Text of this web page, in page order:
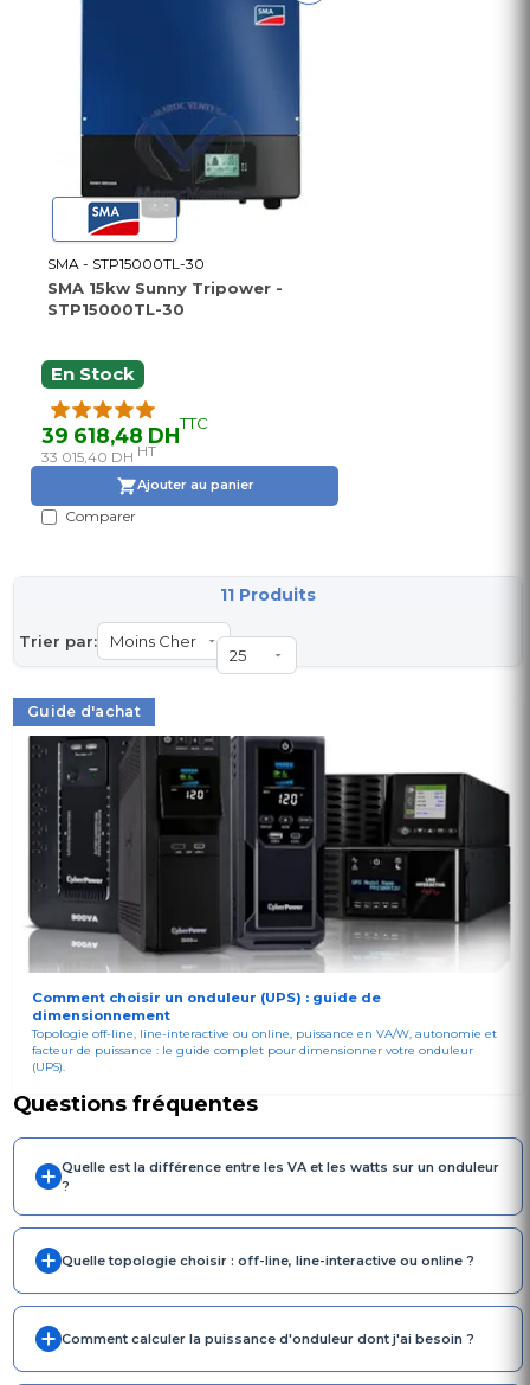
SMA - STP15000TL-30
SMA 15kw Sunny Tripower -
STP15000TL-30
En Stock
39 618,48 DHTTC
33 015,40 DH HT
Ajouter au panier
Comparer
Trier par:
11 Produits
Guide d'achat
Comment choisir un onduleur (UPS) : guide de
dimensionnement
Topologie off-line, line-interactive ou online, puissance en VA/W, autonomie et
facteur de puissance : le guide complet pour dimensionner votre onduleur
(UPS).
Questions fréquentes
Quelle est la différence entre les VA et les watts sur un onduleur
?
Quelle topologie choisir : off-line, line-interactive ou online ?
Comment calculer la puissance d'onduleur dont j'ai besoin ?